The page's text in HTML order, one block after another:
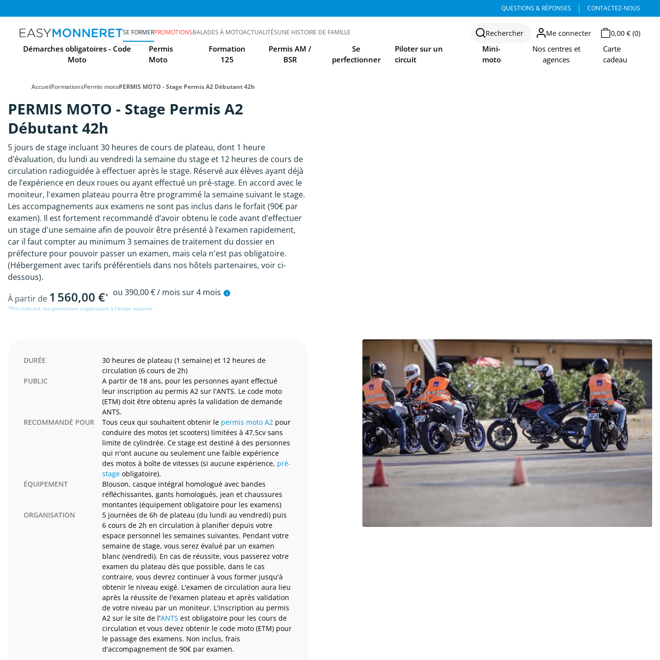
QUESTIONS & RÉPONSES CONTACTEZ-NOUS
SE FORMER
Démarches obligatoires - Code
Moto
Permis
Moto
Formation
125
Permis AM /
BSR
Se
perfectionner
Piloter sur un
circuit
Mini-
moto
Nos centres et
agences
Carte
cadeau
PROMOTIONSBALADES À MOTOACTUALITÉSUNE HISTOIRE DE FAMILLE Rechercher Me connecter 0,00 € (0)
AccueilFormationsPermis motoPERMIS MOTO - Stage Permis A2 Débutant 42h
PERMIS MOTO - Stage Permis A2
Débutant 42h
5 jours de stage incluant 30 heures de cours de plateau, dont 1 heure
d’évaluation, du lundi au vendredi la semaine du stage et 12 heures de cours de
circulation radioguidée à effectuer après le stage. Réservé aux élèves ayant déjà
de l’expérience en deux roues ou ayant effectué un pré-stage. En accord avec le
moniteur, l'examen plateau pourra être programmé la semaine suivant le stage.
Les accompagnements aux examens ne sont pas inclus dans le forfait (90€ par
examen). Il est fortement recommandé d’avoir obtenu le code avant d’effectuer
un stage d'une semaine afin de pouvoir être présenté à l’examen rapidement,
car il faut compter au minimum 3 semaines de traitement du dossier en
préfecture pour pouvoir passer un examen, mais cela n'est pas obligatoire.
(Hébergement avec tarifs préférentiels dans nos hôtels partenaires, voir ci-
dessous).
À partir de 1 560,00 €* ou 390,00 €/ mois sur 4 mois
*Prix indicatif, les promotions s'appliquent à l'étape suivante
DURÉE
30 heures de plateau (1 semaine) et 12 heures de
circulation (6 cours de 2h)
PUBLIC
A partir de 18 ans, pour les personnes ayant effectué
leur inscription au permis A2 sur l'ANTS. Le code moto
(ETM) doit être obtenu après la validation de demande
ANTS.
RECOMMANDÉ POUR
Tous ceux qui souhaitent obtenir le permis moto A2 pour
conduire des motos (et scooters) limitées à 47,5cv sans
limite de cylindrée. Ce stage est destiné à des personnes
qui n'ont aucune ou seulement une faible expérience
des motos à boîte de vitesses (si aucune expérience, pré-
stage obligatoire).
ÉQUIPEMENT
Blouson, casque intégral homologué avec bandes
réfléchissantes, gants homologués, jean et chaussures
montantes (équipement obligatoire pour les examens)
ORGANISATION
5 journées de 6h de plateau (du lundi au vendredi) puis
6 cours de 2h en circulation à planifier depuis votre
espace personnel les semaines suivantes. Pendant votre
semaine de stage, vous serez évalué par un examen
blanc (vendredi). En cas de réussite, vous passerez votre
examen du plateau dès que possible, dans le cas
contraire, vous devrez continuer à vous former jusqu'à
obtenir le niveau exigé. L'examen de circulation aura lieu
après la réussite de l'examen plateau et après validation
de votre niveau par un moniteur. L'inscription au permis
A2 sur le site de l'ANTS est obligatoire pour les cours de
circulation et vous devez obtenir le code moto (ETM) pour
le passage des examens. Non inclus, frais
d'accompagnement de 90€ par examen.